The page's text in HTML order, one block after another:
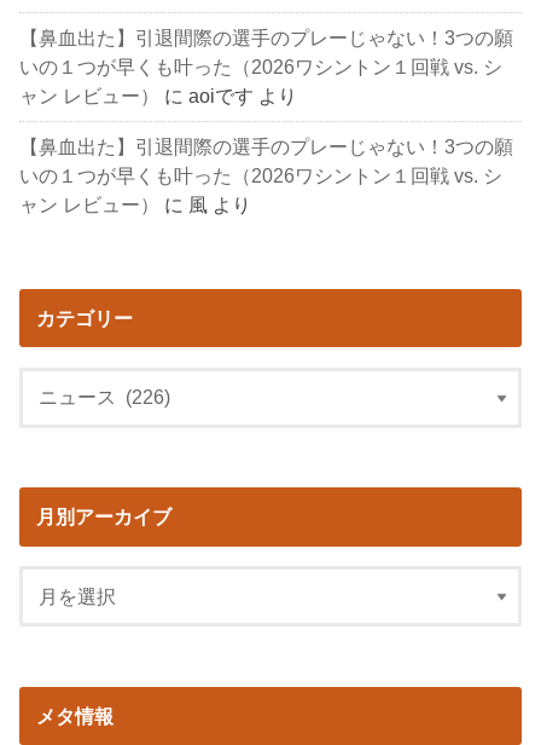
【鼻血出た】引退間際の選手のプレーじゃない！3つの願
いの１つが早くも叶った（2026ワシントン１回戦 vs. シ
ャン レビュー）
にaoiです より
【鼻血出た】引退間際の選手のプレーじゃない！3つの願
いの１つが早くも叶った（2026ワシントン１回戦 vs. シ
ャン レビュー）
に 風 より
カテゴリー
月別アーカイブ
メタ情報